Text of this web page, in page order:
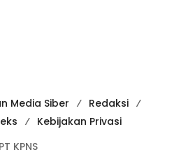
Media Siber
Redaksi
Kebijakan Privasi
KPNS